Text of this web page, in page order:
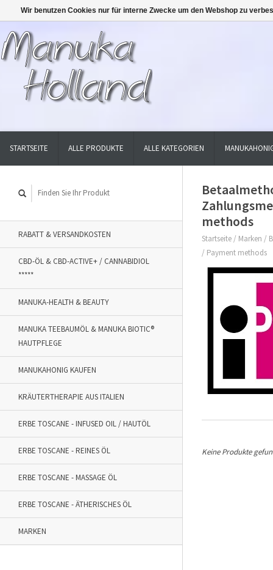
STARTSEITE ALLE PRODUKTE ALLE KATEGORIEN
RABATT & VERSANDKOSTEN
CBD-ÖL & CBD-ACTIVE+ / CANNABIDIOL
*****
MANUKA-HEALTH & BEAUTY
MANUKA TEEBAUMÖL & MANUKA BIOTIC®
HAUTPFLEGE
MANUKAHONIG KAUFEN
KRÄUTERTHERAPIE AUS ITALIEN
ERBE TOSCANE - INFUSED OIL / HAUTÖL
ERBE TOSCANE - REINES ÖL
ERBE TOSCANE - MASSAGE ÖL
ERBE TOSCANE - ÄTHERISCHES ÖL
MARKEN
methods
Startseite / Marken /
/ Payment methods
Keine Produkte
Wir benutzen Cookies nur für interne Zwecke um den Webshop zu